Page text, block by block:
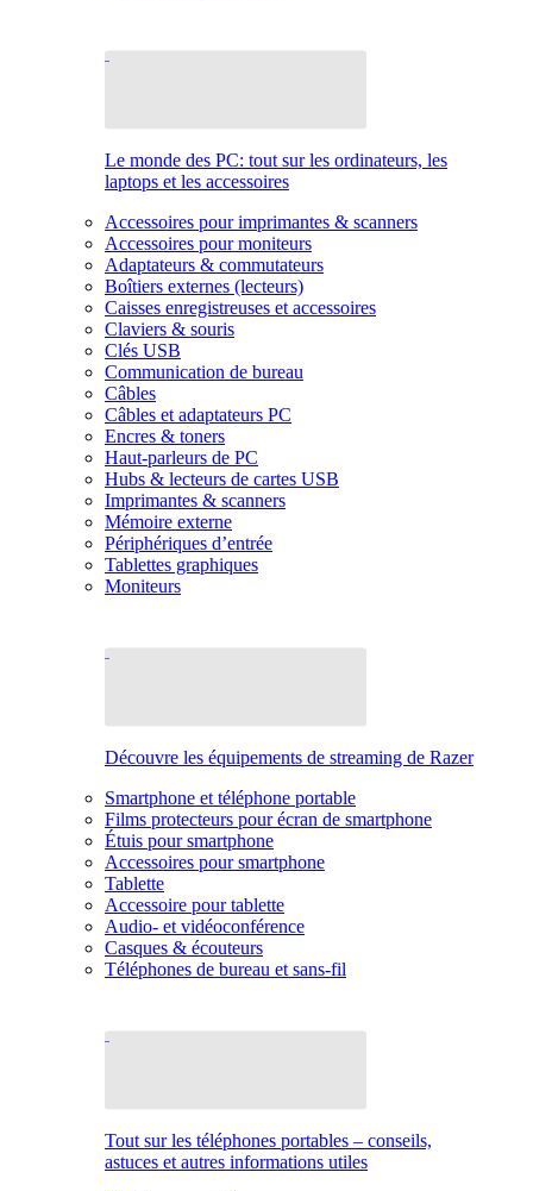
Le monde des PC: tout sur les ordinateurs, les
laptops et les accessoires
Accessoires pour imprimantes & scanners
Accessoires pour moniteurs
Adaptateurs & commutateurs
Boîtiers externes (lecteurs)
Caisses enregistreuses et accessoires
Claviers & souris
Clés USB
Communication de bureau
Câbles
Câbles et adaptateurs PC
Encres & toners
Haut-parleurs de PC
Hubs & lecteurs de cartes USB
Imprimantes & scanners
Mémoire externe
Périphériques d’entrée
Tablettes graphiques
Moniteurs
Découvre les équipements de streaming de Razer
Smartphone et téléphone portable
Films protecteurs pour écran de smartphone
Étuis pour smartphone
Accessoires pour smartphone
Tablette
Accessoire pour tablette
Audio- et vidéoconférence
Casques & écouteurs
Téléphones de bureau et sans-fil
Tout sur les téléphones portables – conseils,
astuces et autres informations utiles